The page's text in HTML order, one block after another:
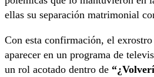
ellas su separación matrimonial
Con esta confirmación, el
aparecer en un programa de
un rol acotado dentro de